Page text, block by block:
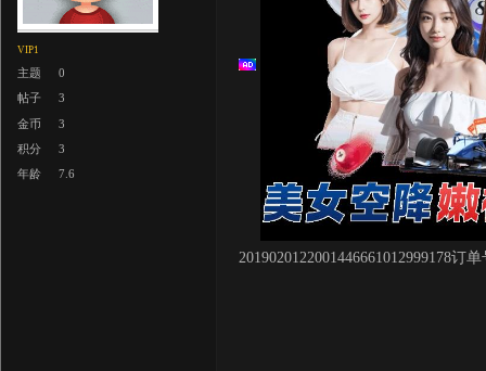
VIP1
主题
0
帖子
3
金币
3
积分
3
年龄
7.6
2019020122001446661012999178订单